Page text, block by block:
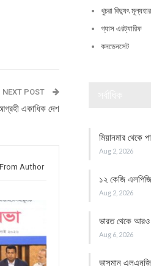
NEXT POST
আগ্রহী একাধিক দেশ
Author
খুচরা বিদ্যুৎ মূল্যহার
গ্যাস এরট্যারিফ
কনডেনসেট
মিয়ানমার থেকে
Aug 2, 2026
১২ কেজি
Aug 2, 2026
ভারত থেকে আরও
Aug 6, 2026
ভাসমান এলএনজি